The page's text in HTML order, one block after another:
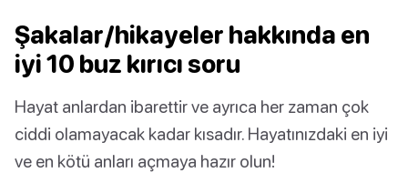
Şakalar/hikayeler hakkında en
iyi 10 buz kırıcı soru
Hayat anlardan ibarettir ve ayrıca her zaman çok
ciddi olamayacak kadar kısadır. Hayatınızdaki en iyi
ve en kötü anları açmaya hazır olun!